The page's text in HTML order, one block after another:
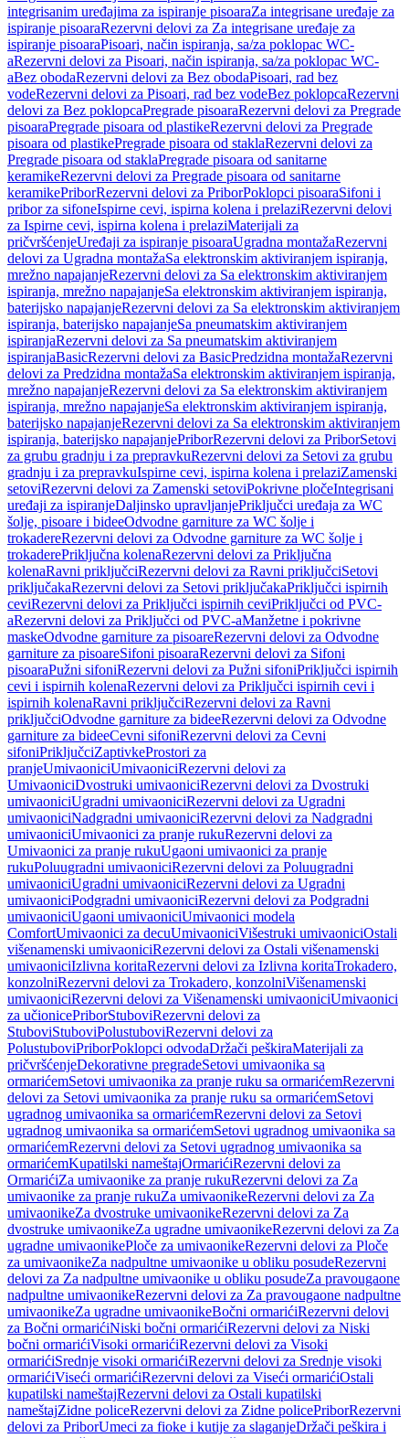
integrisanim uređajima za ispiranje pisoaraZa integrisane uređaje za
ispiranje pisoaraRezervni delovi za Za integrisane uređaje za
ispiranje pisoaraPisoari, način ispiranja, sa/za poklopac WC-
aRezervni delovi za Pisoari, način ispiranja, sa/za poklopac WC-
aBez obodaRezervni delovi za Bez obodaPisoari, rad bez
vodeRezervni delovi za Pisoari, rad bez vodeBez poklopcaRezervni
delovi za Bez poklopcaPregrade pisoaraRezervni delovi za Pregrade
pisoaraPregrade pisoara od plastikeRezervni delovi za Pregrade
pisoara od plastikePregrade pisoara od staklaRezervni delovi za
Pregrade pisoara od staklaPregrade pisoara od sanitarne
keramikeRezervni delovi za Pregrade pisoara od sanitarne
keramikePriborRezervni delovi za PriborPoklopci pisoaraSifoni i
pribor za sifoneIspirne cevi, ispirna kolena i prelaziRezervni delovi
za Ispirne cevi, ispirna kolena i prelaziMaterijali za
pričvršćenjeUređaji za ispiranje pisoaraUgradna montažaRezervni
delovi za Ugradna montažaSa elektronskim aktiviranjem ispiranja,
mrežno napajanjeRezervni delovi za Sa elektronskim aktiviranjem
ispiranja, mrežno napajanjeSa elektronskim aktiviranjem ispiranja,
baterijsko napajanjeRezervni delovi za Sa elektronskim aktiviranjem
ispiranja, baterijsko napajanjeSa pneumatskim aktiviranjem
ispiranjaRezervni delovi za Sa pneumatskim aktiviranjem
ispiranjaBasicRezervni delovi za BasicPredzidna montažaRezervni
delovi za Predzidna montažaSa elektronskim aktiviranjem ispiranja,
mrežno napajanjeRezervni delovi za Sa elektronskim aktiviranjem
ispiranja, mrežno napajanjeSa elektronskim aktiviranjem ispiranja,
baterijsko napajanjeRezervni delovi za Sa elektronskim aktiviranjem
ispiranja, baterijsko napajanjePriborRezervni delovi za PriborSetovi
za grubu gradnju i za prepravkuRezervni delovi za Setovi za grubu
gradnju i za prepravkuIspirne cevi, ispirna kolena i prelaziZamenski
setoviRezervni delovi za Zamenski setoviPokrivne pločeIntegrisani
uređaji za ispiranjeDaljinsko upravljanjePriključci uređaja za WC
šolje, pisoare i bideeOdvodne garniture za WC šolje i
trokadereRezervni delovi za Odvodne garniture za WC šolje i
trokaderePriključna kolenaRezervni delovi za Priključna
kolenaRavni priključciRezervni delovi za Ravni priključciSetovi
priključakaRezervni delovi za Setovi priključakaPriključci ispirnih
ceviRezervni delovi za Priključci ispirnih ceviPriključci od PVC-
aRezervni delovi za Priključci od PVC-aManžetne i pokrivne
maskeOdvodne garniture za pisoareRezervni delovi za Odvodne
garniture za pisoareSifoni pisoaraRezervni delovi za Sifoni
pisoaraPužni sifoniRezervni delovi za Pužni sifoniPriključci ispirnih
cevi i ispirnih kolenaRezervni delovi za Priključci ispirnih cevi i
ispirnih kolenaRavni priključciRezervni delovi za Ravni
priključciOdvodne garniture za bideeRezervni delovi za Odvodne
garniture za bideeCevni sifoniRezervni delovi za Cevni
sifoniPriključciZaptivkeProstori za
pranjeUmivaoniciUmivaoniciRezervni delovi za
UmivaoniciDvostruki umivaoniciRezervni delovi za Dvostruki
umivaoniciUgradni umivaoniciRezervni delovi za Ugradni
umivaoniciNadgradni umivaoniciRezervni delovi za Nadgradni
umivaoniciUmivaonici za pranje rukuRezervni delovi za
Umivaonici za pranje rukuUgaoni umivaonici za pranje
rukuPoluugradni umivaoniciRezervni delovi za Poluugradni
umivaoniciUgradni umivaoniciRezervni delovi za Ugradni
umivaoniciPodgradni umivaoniciRezervni delovi za Podgradni
umivaoniciUgaoni umivaoniciUmivaonici modela
ComfortUmivaonici za decuUmivaoniciVišestruki umivaoniciOstali
višenamenski umivaoniciRezervni delovi za Ostali višenamenski
umivaoniciIzlivna koritaRezervni delovi za Izlivna koritaTrokadero,
konzolniRezervni delovi za Trokadero, konzolniVišenamenski
umivaoniciRezervni delovi za Višenamenski umivaoniciUmivaonici
za učionicePriborStuboviRezervni delovi za
StuboviStuboviPolustuboviRezervni delovi za
PolustuboviPriborPoklopci odvodaDržači peškiraMaterijali za
pričvršćenjeDekorativne pregradeSetovi umivaonika sa
ormarićemSetovi umivaonika za pranje ruku sa ormarićemRezervni
delovi za Setovi umivaonika za pranje ruku sa ormarićemSetovi
ugradnog umivaonika sa ormarićemRezervni delovi za Setovi
ugradnog umivaonika sa ormarićemSetovi ugradnog umivaonika sa
ormarićemRezervni delovi za Setovi ugradnog umivaonika sa
ormarićemKupatilski nameštajOrmarićiRezervni delovi za
OrmarićiZa umivaonike za pranje rukuRezervni delovi za Za
umivaonike za pranje rukuZa umivaonikeRezervni delovi za Za
umivaonikeZa dvostruke umivaonikeRezervni delovi za Za
dvostruke umivaonikeZa ugradne umivaonikeRezervni delovi za Za
ugradne umivaonikePloče za umivaonikeRezervni delovi za Ploče
za umivaonikeZa nadpultne umivaonike u obliku posudeRezervni
delovi za Za nadpultne umivaonike u obliku posudeZa pravougaone
nadpultne umivaonikeRezervni delovi za Za pravougaone nadpultne
umivaonikeZa ugradne umivaonikeBočni ormarićiRezervni delovi
za Bočni ormarićiNiski bočni ormarićiRezervni delovi za Niski
bočni ormarićiVisoki ormarićiRezervni delovi za Visoki
ormarićiSrednje visoki ormarićiRezervni delovi za Srednje visoki
ormarićiViseći ormarićiRezervni delovi za Viseći ormarićiOstali
kupatilski nameštajRezervni delovi za Ostali kupatilski
nameštajZidne policeRezervni delovi za Zidne policePriborRezervni
delovi za PriborUmeci za fioke i kutije za slaganjeDržači peškira i